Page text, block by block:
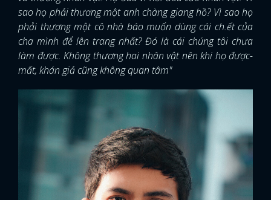
sao họ phải thương một anh chàng giang hồ? Vì sao họ
phải thương một cô nhà báo muốn dùng cái ch.ết của
cha mình để lên trang nhất? Đó là cái chúng tôi chưa
làm được. Không thương hai nhân vật nên khi họ được-
mất, khán giả cũng không quan tâm"